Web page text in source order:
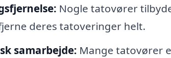
Nogle tatovører
deres tatoveringer helt.
samarbejde: Mange tatovører